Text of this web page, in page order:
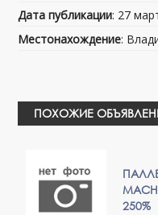
Дата публикации: 27
Местонахождение:
ПОХОЖИЕ
250%